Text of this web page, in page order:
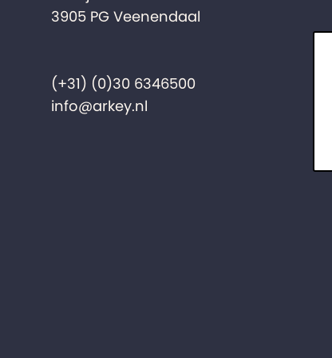
3905 PG Veenendaal
(+31) (0)30 6346500
info@arkey.nl